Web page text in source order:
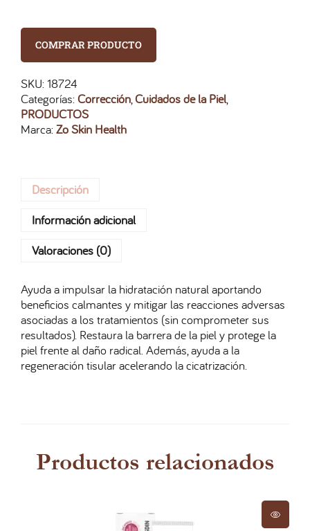
COMPRAR PRODUCTO
SKU:18724
Categorías:Corrección,Cuidados de la Piel,
PRODUCTOS
Marca:Zo Skin Health
Descripción
Información adicional
Valoraciones (0)
Ayuda a impulsar la hidratación natural aportando
beneficios calmantes y mitigar las reacciones adversas
asociadas a los tratamientos (sin comprometer sus
resultados). Restaura la barrera de la piel y protege la
piel frente al daño radical. Además, ayuda a la
regeneración tisular acelerando la cicatrización.
Productos relacionados